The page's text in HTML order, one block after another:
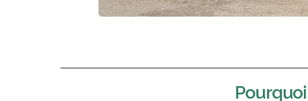
Pourquoi